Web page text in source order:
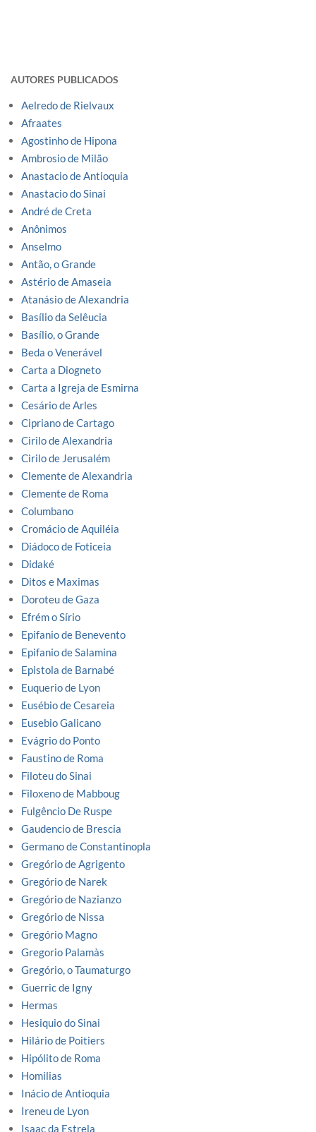
AUTORES PUBLICADOS
Aelredo de Rielvaux
Afraates
Agostinho de Hipona
Ambrosio de Milão
Anastacio de Antioquia
Anastacio do Sinai
André de Creta
Anônimos
Anselmo
Antão, o Grande
Astério de Amaseia
Atanásio de Alexandria
Basílio da Selêucia
Basílio, o Grande
Beda o Venerável
Carta a Diogneto
Carta a Igreja de Esmirna
Cesário de Arles
Cipriano de Cartago
Cirilo de Alexandria
Cirilo de Jerusalém
Clemente de Alexandria
Clemente de Roma
Columbano
Cromácio de Aquiléia
Diádoco de Foticeia
Didaké
Ditos e Maximas
Doroteu de Gaza
Efrém o Sírio
Epifanio de Benevento
Epifanio de Salamina
Epistola de Barnabé
Euquerio de Lyon
Eusébio de Cesareia
Eusebio Galicano
Evágrio do Ponto
Faustino de Roma
Filoteu do Sinai
Filoxeno de Mabboug
Fulgêncio De Ruspe
Gaudencio de Brescia
Germano de Constantinopla
Gregório de Agrigento
Gregório de Narek
Gregório de Nazianzo
Gregório de Nissa
Gregório Magno
Gregorio Palamàs
Gregório, o Taumaturgo
Guerric de Igny
Hermas
Hesiquio do Sinai
Hilário de Poitiers
Hipólito de Roma
Homilias
Inácio de Antioquia
Ireneu de Lyon
Isaac da Estrela